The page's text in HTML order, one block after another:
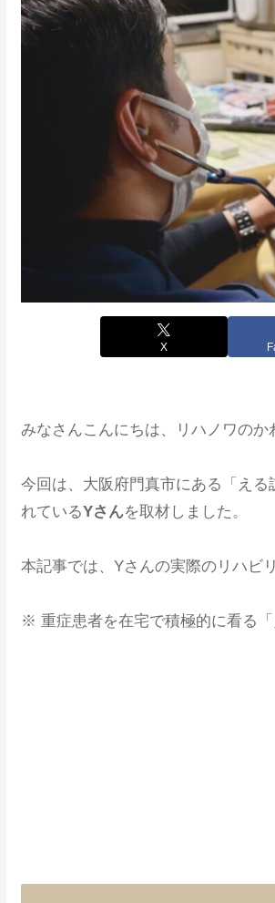
X
みなさんこんにちは、リハノワのか
今回は、大阪府門真市にある「え
れているYさんを取材しました。
本記事では、Yさんの実際のリハビ
※ 重症患者を在宅で積極的に看る